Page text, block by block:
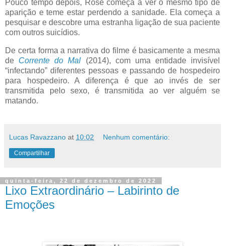
Pouco tempo depois, Rose começa a ver o mesmo tipo de
aparição e teme estar perdendo a sanidade. Ela começa a
pesquisar e descobre uma estranha ligação de sua paciente
com outros suicídios.
De certa forma a narrativa do filme é basicamente a mesma
de Corrente do Mal
(2014), com uma entidade invisível
“infectando” diferentes pessoas e passando de hospedeiro
para hospedeiro. A diferença é que ao invés de ser
transmitida pelo sexo, é transmitida ao ver alguém se
matando.
Lucas Ravazzano at 10:02 Nenhum comentário:
Compartilhar
quinta-feira, 22 de dezembro de 2022
Lixo Extraordinário – Labirinto de
Emoções